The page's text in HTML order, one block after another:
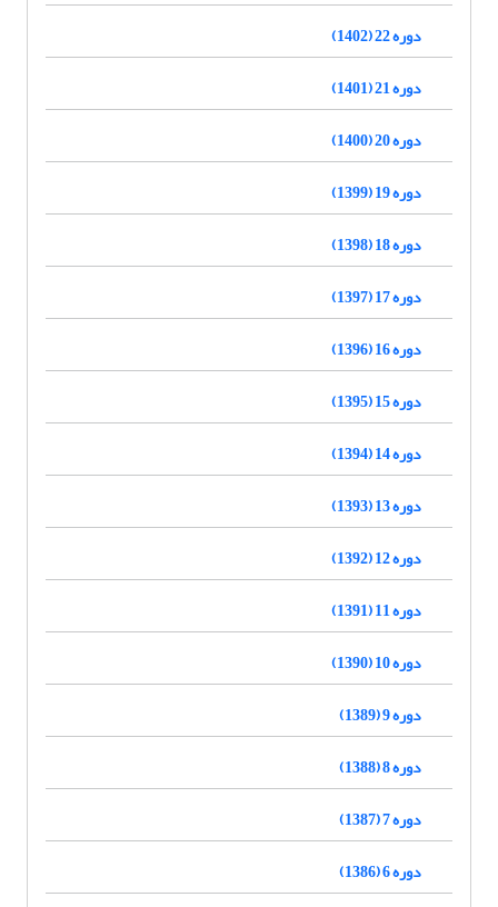
دوره 22 (1402)
دوره 21 (1401)
دوره 20 (1400)
دوره 19 (1399)
دوره 18 (1398)
دوره 17 (1397)
دوره 16 (1396)
دوره 15 (1395)
دوره 14 (1394)
دوره 13 (1393)
دوره 12 (1392)
دوره 11 (1391)
دوره 10 (1390)
دوره 9 (1389)
دوره 8 (1388)
دوره 7 (1387)
دوره 6 (1386)